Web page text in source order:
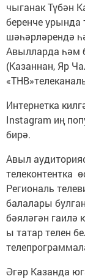
чыганак Түбән
беренче
шәһәрләрендә
Авылларда һәм
(Казаннан, Яр
Интернетка
Instagram иң
бирә.
Авыл
телеконтентка
Региональ
балалары
бәяләгән
ы татар телен
Әгәр Казанда